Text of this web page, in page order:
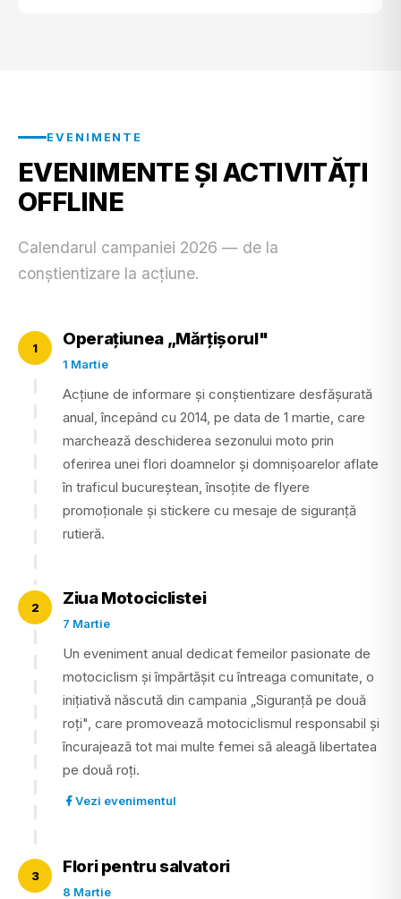
EVENIMENTE
EVENIMENTE ȘI ACTIVITĂȚI
OFFLINE
Calendarul campaniei 2026 — de la
conștientizare la acțiune.
1 Operațiunea „Mărțișorul"
1 Martie
Acțiune de informare și conștientizare desfășurată
anual, începând cu 2014, pe data de 1 martie, care
marchează deschiderea sezonului moto prin
oferirea unei flori doamnelor și domnișoarelor aflate
în traficul bucureștean, însoțite de flyere
promoționale și stickere cu mesaje de siguranță
rutieră.
2 Ziua Motociclistei
7 Martie
Un eveniment anual dedicat femeilor pasionate de
motociclism și împărtășit cu întreaga comunitate, o
inițiativă născută din campania „Siguranță pe două
roți", care promovează motociclismul responsabil și
încurajează tot mai multe femei să aleagă libertatea
pe două roți.
Vezi evenimentul
3 Flori pentru salvatori
8 Martie